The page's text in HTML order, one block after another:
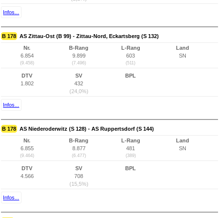
Infos...
B 178 AS Zittau-Ost (B 99) - Zittau-Nord, Eckartsberg (S 132)
Nr.
6.854
(9.458)
B-Rang
9.899
(7.496)
L-Rang
603
(511)
Land
SN
DTV
1.802
SV
432
(24,0%)
BPL
Infos...
B 178 AS Niederoderwitz (S 128) - AS Ruppertsdorf (S 144)
Nr.
6.855
(9.464)
B-Rang
8.877
(6.477)
L-Rang
481
(389)
Land
SN
DTV
4.566
SV
708
(15,5%)
BPL
Infos...